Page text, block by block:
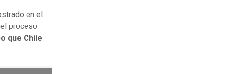
en el
proceso
que Chile